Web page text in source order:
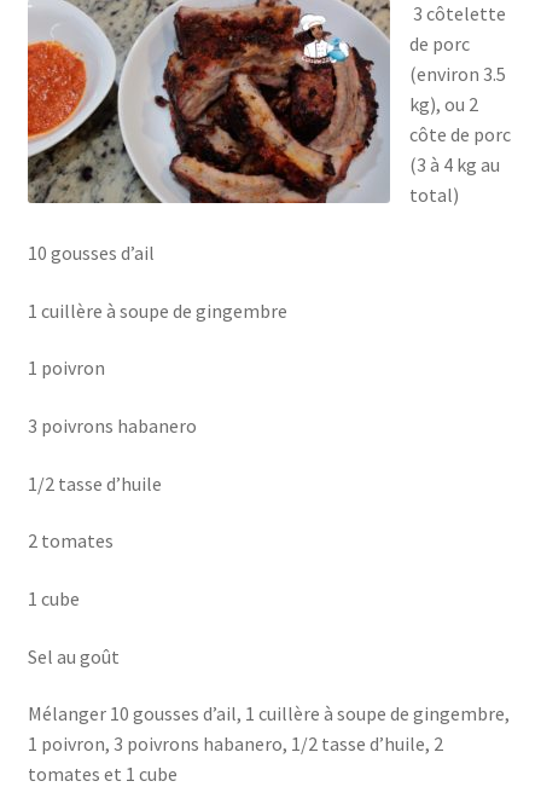
3 côtelette
de porc
(environ 3.5
kg), ou 2
côte de porc
(3 à 4 kg au
total)
10 gousses d’ail
1 cuillère à soupe de gingembre
1 poivron
3 poivrons habanero
1/2 tasse d’huile
2 tomates
1 cube
Sel au goût
Mélanger 10 gousses d’ail, 1 cuillère à soupe de gingembre,
1 poivron, 3 poivrons habanero, 1/2 tasse d’huile, 2
tomates et 1 cube